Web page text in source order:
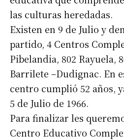
las culturas heredadas.
Existen en 9 de Julio y
partido, 4 Centros
Pibelandia, 802 Rayuela,
Barrilete –Dudignac. En
centro cumplió 52 años,
5 de Julio de 1966.
Para finalizar les
Centro Educativo